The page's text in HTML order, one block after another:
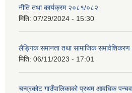
नीति तथा कार्यक्रम २०८१/०८२
मिति: 07/29/2024 - 15:30
लैङ्गिक समानता तथा सामाजिक समावेशिकरण
मिति: 06/11/2023 - 17:01
चन्द्रकोट गाउँपालिकाको प्रथम आवधिक